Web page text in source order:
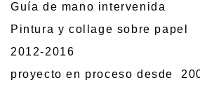
Guía de mano intervenida
Pintura y collage sobre papel
2012-2016
proyecto en proceso desde